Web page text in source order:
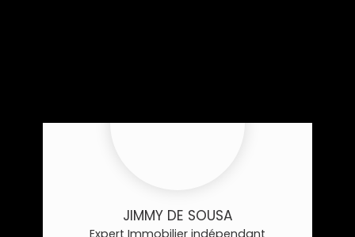
JIMMY DE SOUSA
Expert Immobilier indépendant